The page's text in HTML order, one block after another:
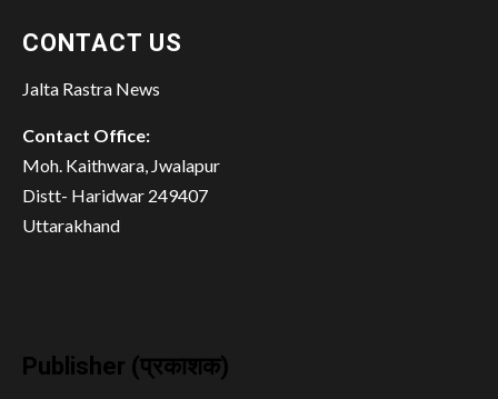
CONTACT US
Jalta Rastra News
Contact Office:
Moh. Kaithwara, Jwalapur
Distt- Haridwar 249407
Uttarakhand
Publisher (प्रकाशक)